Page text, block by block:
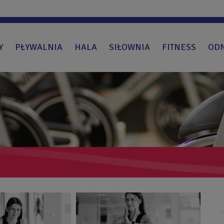
PŁYWALNIA HALA SIŁOWNIA FITNESS
Obraz